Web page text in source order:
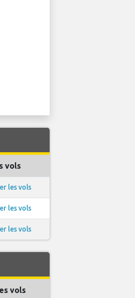
vols
les vols
les vols
les vols
vols